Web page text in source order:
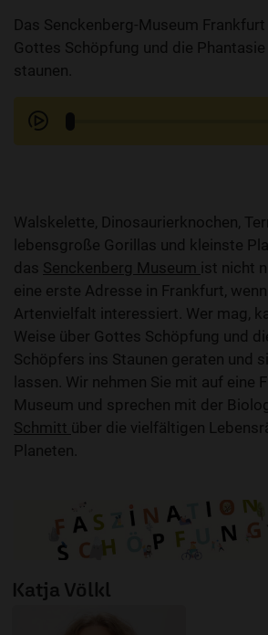
Das Senckenberg-Museum
Gottes Schöpfung und die
staunen.
Walskelette, Dinosaurierknochen,
lebensgroße Gorillas und kleinste
das Senckenberg Museum ist nicht
eine erste Adresse in Frankfurt,
Artenvielfalt interessiert. Wer mag,
Weise über Gottes Schöpfung und
Schöpfers ins Staunen geraten und
lassen. Wir nehmen Sie mit auf eine
Museum und sprechen mit der
Schmitt über die vielfältigen
Planeten.
Katja Völkl